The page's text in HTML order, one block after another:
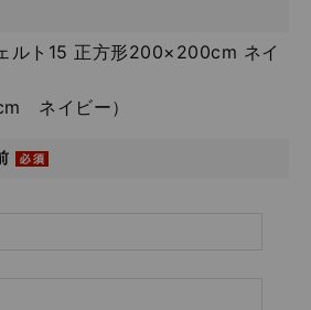
ルト15 正方形200×200cm ネイ
ネイビー）